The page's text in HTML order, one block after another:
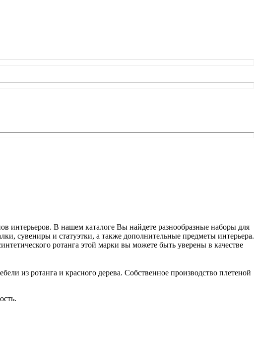
интерьеров. В нашем каталоге Вы найдете разнообразные наборы для
сувениры и статуэтки, а также дополнительные предметы интерьера.
ротанга этой марки вы можете быть уверены в качестве
из ротанга и красного дерева. Собственное производство плетеной